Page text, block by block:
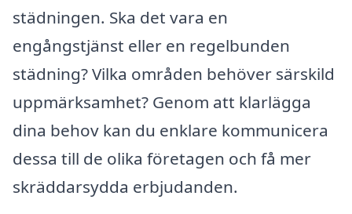
städningen. Ska det vara en
engångstjänst eller en regelbunden
städning? Vilka områden behöver särskild
uppmärksamhet? Genom att klarlägga
dina behov kan du enklare kommunicera
dessa till de olika företagen och få mer
skräddarsydda erbjudanden.